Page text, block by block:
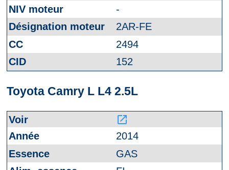
-
2AR-FE
2494
152
Toyota Camry L L4 2.5L
launch
2014
GAS